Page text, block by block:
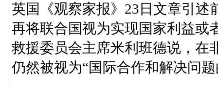
英国《观察家报》23日文章引
再将联合国视为实现国家利益或
救援委员会主席米利班德说，在
仍然被视为“国际合作和解决问